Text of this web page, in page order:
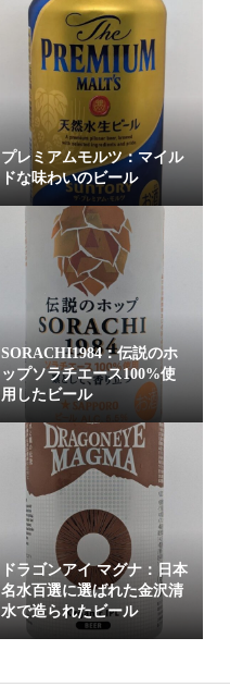
プレミアムモルツ：マイル
ドな味わいのビール
SORACHI1984：伝説のホ
ップソラチエース100%使
用したビール
ドラゴンアイ マグナ：日本
名水百選に選ばれた金沢清
水で造られたビール